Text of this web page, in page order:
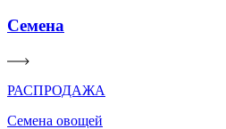
Семена
РАСПРОДАЖА
Семена овощей